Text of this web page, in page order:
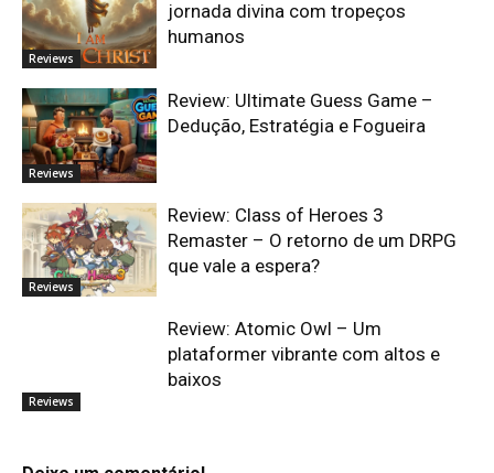
Reviews
jornada divina com tropeços
humanos
Reviews
Review: Ultimate Guess Game –
Dedução, Estratégia e Fogueira
Reviews
Review: Class of Heroes 3
Remaster – O retorno de um DRPG
que vale a espera?
Reviews
Review: Atomic Owl – Um
plataformer vibrante com altos e
baixos